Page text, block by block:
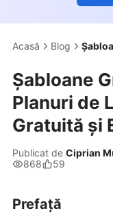
Acasă Blog
Șabloane
Planuri de
Gratuită și
Publicat de Ciprian
868
59
Prefață